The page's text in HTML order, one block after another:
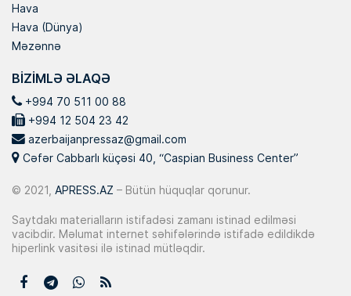
Hava
Hava (Dünya)
Məzənnə
BIZIMLƏ ƏLAQƏ
+994 70 511 00 88
+994 12 504 23 42
azerbaijanpressaz@gmail.com
Cəfər Cabbarlı küçəsi 40, “Caspian Business Center”
© 2021, APRESS.AZ – Bütün hüquqlar qorunur.
Saytdakı materialların istifadəsi zamanı istinad edilməsi
vacibdir. Məlumat internet səhifələrində istifadə edildikdə
hiperlink vasitəsi ilə istinad mütləqdir.